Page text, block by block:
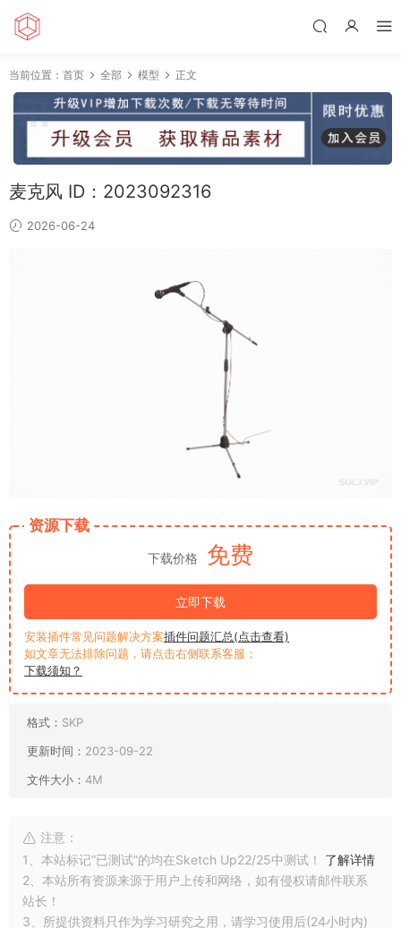
当前位置： 首页 全部 模型 正文
麦克风 ID：2023092316
2026-06-24
资源下载
下载价格 免费
立即下载
安装插件常见问题解决方案插件问题汇总(点击查看)
如文章无法排除问题，请点击右侧联系客服；
下载须知？
格式： SKP
更新时间： 2023-09-22
文件大小： 4M
注意：
1、本站标记“已测试”的均在Sketch Up22/25中测试！ 了解详情
2、本站所有资源来源于用户上传和网络，如有侵权请邮件联系
站长！
3、所提供资料只作为学习研究之用，请学习使用后(24小时内)